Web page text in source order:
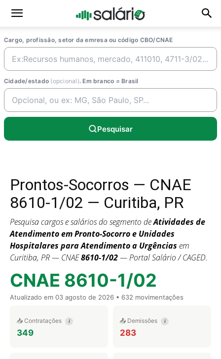
Cargo, profissão, setor da emresa ou código CBO/CNAE
Cidade/estado (opcional). Em branco = Brasil
Pesquisar
Prontos-Socorros — CNAE
8610-1/02 — Curitiba, PR
Pesquisa cargos e salários do segmento deAtividades de
Atendimento em Pronto-Socorro e Unidades
Hospitalares para Atendimento a Urgências em
Curitiba, PR — CNAE8610-1/02— Portal Salário / CAGED.
CNAE 8610-1/02
Atualizado em 03 agosto de 2026 • 632 movimentações
📥 Contratações i
349
📤 Demissões i
283